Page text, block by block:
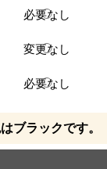
必要なし
変更なし
必要なし
ブラックです。